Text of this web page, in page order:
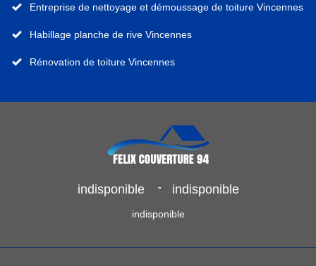
Entreprise de nettoyage et démoussage de toiture Vincennes
Habillage planche de rive Vincennes
Rénovation de toiture Vincennes
indisponible - indisponible
indisponible